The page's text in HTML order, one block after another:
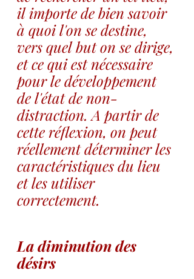
il importe de bien savoir
à quoi l'on se destine,
vers quel but on se dirige,
et ce qui est nécessaire
pour le développement
de l'état de non-
distraction. A partir de
cette réflexion, on peut
réellement déterminer les
caractéristiques du lieu
et les utiliser
correctement.
La diminution des
désirs